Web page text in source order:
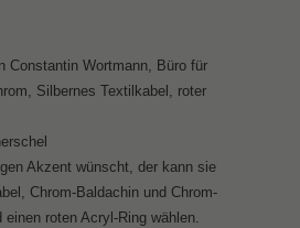
Constantin Wortmann, Büro für
Silbernes Textilkabel, roter
Akzent wünscht, der kann sie
Chrom-Baldachin und Chrom-
einen roten Acryl-Ring wählen.